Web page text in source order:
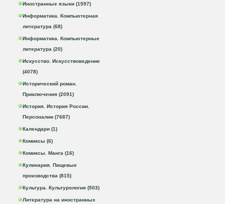
Иностранные языки (1597)
Информатика. Компьютерная
литература (68)
Информатика. Компьютерные
литература (20)
Искусство. Искусствоведение
(4078)
Исторический роман.
Приключения (2091)
История. История России.
Персоналии (7687)
Календари (1)
Комиксы (6)
Комиксы. Манга (16)
Кулинария. Пищевые
производства (815)
Культура. Культурология (503)
Литература на иностранных